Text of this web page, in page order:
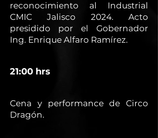
reconocimiento al Industrial
CMIC Jalisco 2024. Acto
presidido por el Gobernador
Ing. Enrique Alfaro Ramírez.
21:00 hrs
Cena y performance de Circo
Dragón.